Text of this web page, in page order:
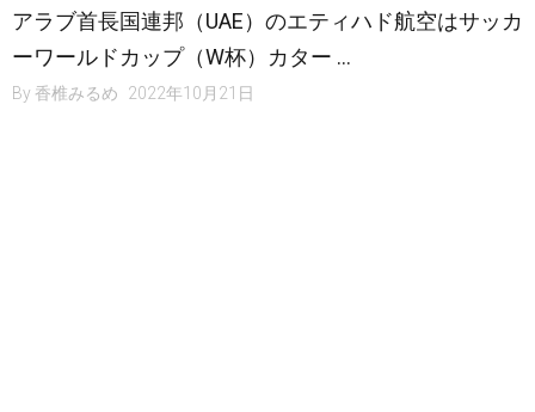
アラブ首長国連邦（UAE）のエティハド航空はサッカ
ーワールドカップ（W杯）カター …
By 香椎みるめ 2022年10月21日